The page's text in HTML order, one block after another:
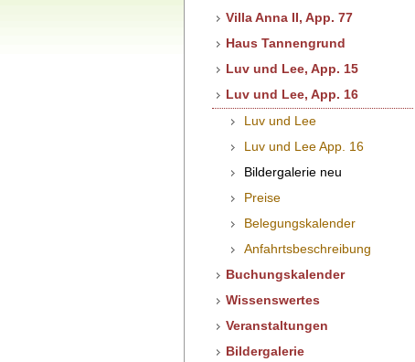
Villa Anna II, App. 77
Haus Tannengrund
Luv und Lee, App. 15
Luv und Lee, App. 16
Luv und Lee
Luv und Lee App. 16
Bildergalerie neu
Preise
Belegungskalender
Anfahrtsbeschreibung
Buchungskalender
Wissenswertes
Veranstaltungen
Bildergalerie